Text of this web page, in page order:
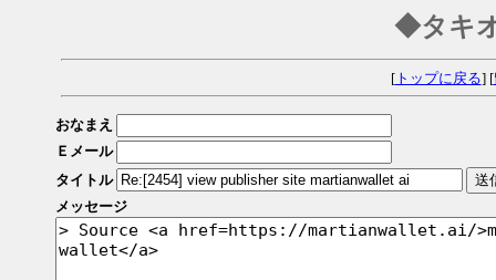
◆タキ
[トップに戻る] [
おなまえ
Ｅメール
タイトル
メッセージ